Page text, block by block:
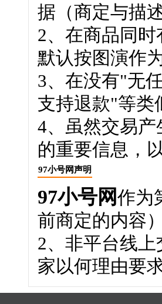
据（商定与描
2、在商品同
默认按图演作
3、在没有"无
支持退款"等类
4、虽然交易
的重要信息，
97小号网声明
97小号网作为
前商定的内容
2、非平台线
家以何理由要